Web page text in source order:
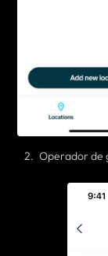
Operador de